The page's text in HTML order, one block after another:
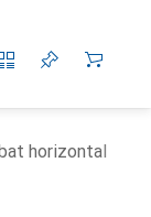
horizontal